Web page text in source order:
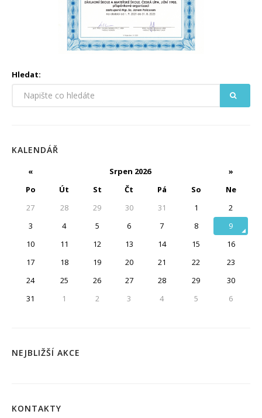
Hledat:
KALENDÁŘ
« Srpen 2026
»
Po
Út St Čt Pá So
Ne
27
28 29 30 31 1
2
3
4 5 6 7 8
9
10
11 12 13 14 15
16
17
18 19 20 21 22
23
24
25 26 27 28 29
30
31
1 2 3 4 5 6
NEJBLIŽŠÍ AKCE
KONTAKTY